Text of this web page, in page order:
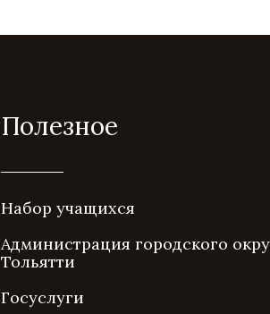
Полезное
Набор учащихся
Администрация городского
Тольятти
Госуслуги